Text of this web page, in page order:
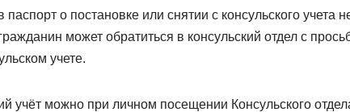
паспорт о постановке или снятии с консульского учета
может обратиться в консульский отдел с
учете.
учёт можно при личном посещении Консульского